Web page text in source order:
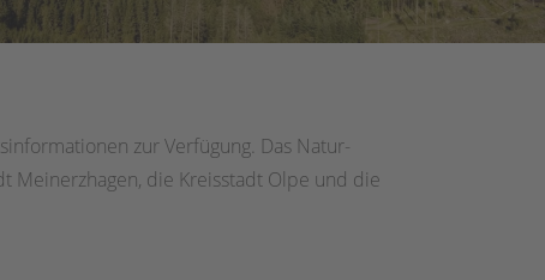
zur Verfügung. Das Natur-
Meinerzhagen, die Kreisstadt Olpe und die